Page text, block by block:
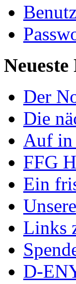
Der
Die
Auf in
FFG
Ein
Links
D-